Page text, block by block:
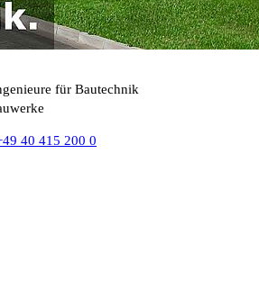
für Bautechnik
40 415 200 0